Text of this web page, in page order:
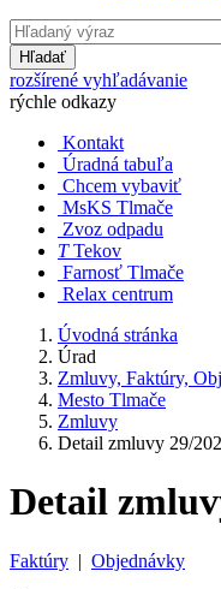
Hľadať
rozšírené vyhľadávanie
rýchle odkazy
Kontakt
Úradná tabuľa
Chcem vybaviť
MsKS Tlmače
Zvoz odpadu
T Tekov
Farnosť Tlmače
Relax centrum
Úvodná stránka
Úrad
Zmluvy, Faktúry,
Mesto Tlmače
Zmluvy
Detail zmluvy 29/
Detail
Faktúry | Objednávky